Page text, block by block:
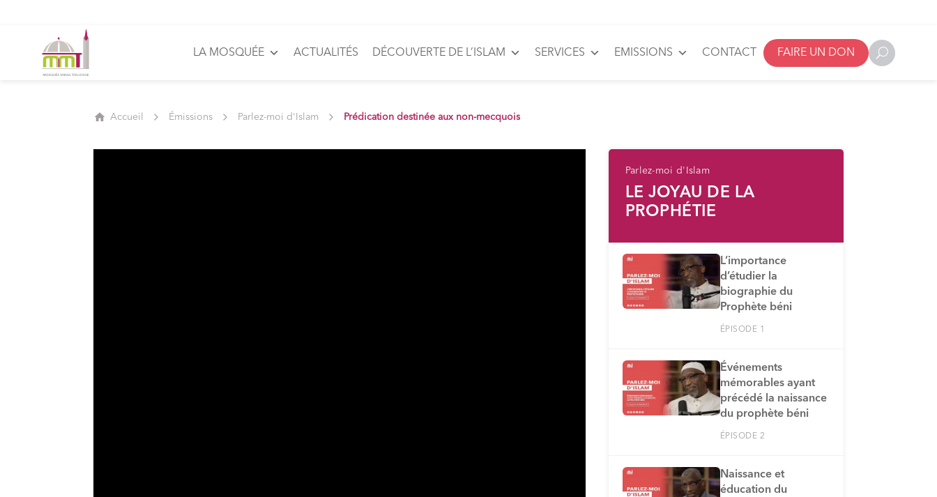
LA MOSQUÉE ACTUALITÉS DÉCOUVERTE DE L’ISLAM SERVICES EMISSIONS CONTACT FAIRE UN DON
Accueil Émissions Parlez-moi d'Islam Prédication destinée aux non-mecquois
Parlez-moi d'Islam
LE JOYAU DE LA
PROPHÉTIE
L’importance
d’étudier la
biographie du
Prophète béni
ÉPISODE 1
Événements
mémorables ayant
précédé la naissance
du prophète béni
ÉPISODE 2
Naissance et
éducation du